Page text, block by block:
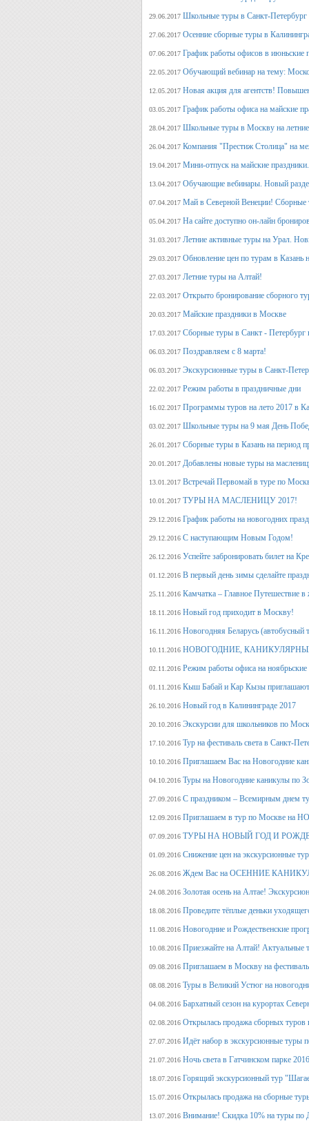
29.06.2017 Школьные туры в Санкт-Петербург
27.06.2017 Осенние сборные туры в
07.06.2017 График работы офисов в июньские
22.05.2017 Обучающий вебинар на тему:
12.05.2017 Новая акция для агентств!
03.05.2017 График работы офиса на майские
28.04.2017 Школьные туры в Москву на
26.04.2017 Компания "Престиж Столица" на
19.04.2017 Мини-отпуск на майские
13.04.2017 Обучающие вебинары. Новый
07.04.2017 Май в Северной Венеции! Сборные
05.04.2017 На сайте доступно он-лайн
31.03.2017 Летние активные туры на Урал.
29.03.2017 Обновление цен по турам в Казань
27.03.2017 Летние туры на Алтай!
22.03.2017 Открыто бронирование сборного
20.03.2017 Майские праздники в Москве
17.03.2017 Сборные туры в Санкт - Петербург
06.03.2017 Поздравляем с 8 марта!
06.03.2017 Экскурсионные туры в Санкт-
22.02.2017 Режим работы в праздничные дни
16.02.2017 Программы туров на лето 2017 в
03.02.2017 Школьные туры на 9 мая День
26.01.2017 Сборные туры в Казань на период
20.01.2017 Добавлены новые туры на
13.01.2017 Встречай Первомай в туре по
10.01.2017 ТУРЫ НА МАСЛЕНИЦУ 2017!
29.12.2016 График работы на новогодних
29.12.2016 С наступающим Новым Годом!
26.12.2016 Успейте забронировать билет на
01.12.2016 В первый день зимы сделайте
25.11.2016 Камчатка – Главное Путешествие
18.11.2016 Новый год приходит в Москву!
16.11.2016 Новогодняя Беларусь
10.11.2016 НОВОГОДНИЕ,
02.11.2016 Режим работы офиса на ноябрьские
01.11.2016 Кыш Бабай и Кар Кызы
26.10.2016 Новый год в Калининграде 2017
20.10.2016 Экскурсии для школьников по
17.10.2016 Тур на фестиваль света в Санкт-
10.10.2016 Приглашаем Вас на Новогодние
04.10.2016 Туры на Новогодние каникулы по
27.09.2016 С праздником – Всемирным днем
12.09.2016 Приглашаем в тур по Москве на
07.09.2016 ТУРЫ НА НОВЫЙ ГОД И
01.09.2016 Снижение цен на экскурсионные
26.08.2016 Ждем Вас на ОСЕННИЕ
24.08.2016 Золотая осень на Алтае!
18.08.2016 Проведите тёплые деньки
11.08.2016 Новогодние и Рождественские
10.08.2016 Приезжайте на Алтай! Актуальные
09.08.2016 Приглашаем в Москву на
08.08.2016 Туры в Великий Устюг на
04.08.2016 Бархатный сезон на курортах
02.08.2016 Открылась продажа сборных туров
27.07.2016 Идёт набор в экскурсионные туры
21.07.2016 Ночь света в Гатчинском парке
18.07.2016 Горящий экскурсионный тур
15.07.2016 Открылась продажа на сборные
13.07.2016 Внимание! Скидка 10% на туры по